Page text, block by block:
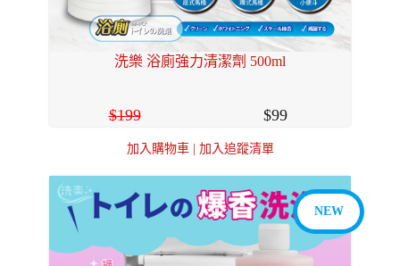
洗樂 浴廁強力清潔劑 500ml
199 99
加入購物車 | 加入追蹤清單
NEW